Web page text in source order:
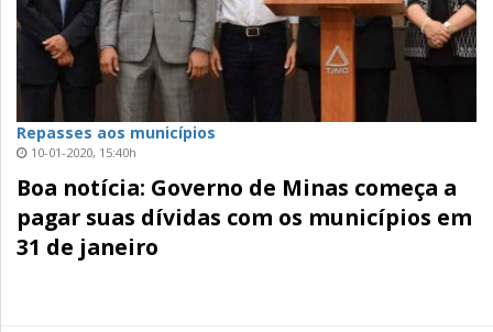
Repasses aos municípios
10-01-2020, 15:40h
Boa notícia: Governo de Minas começa a
pagar suas dívidas com os municípios em
31 de janeiro